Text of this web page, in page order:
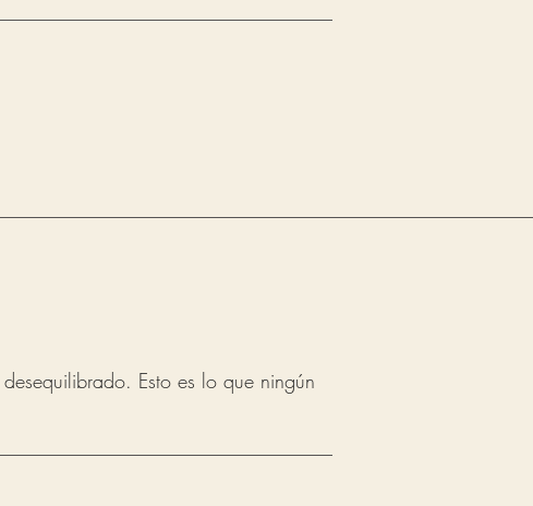
Esto es lo que ningún